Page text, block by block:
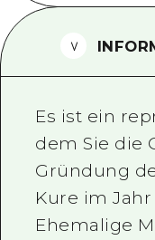
Es ist ein
dem Sie die
Gründung
Kure im
Ehemalige